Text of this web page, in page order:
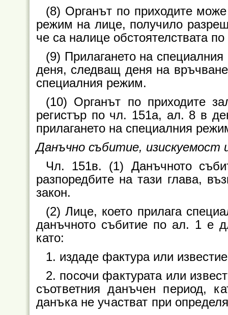
(8) Органът по приходите
режим на лице, получило
че са налице обстоятелствата
(9) Прилагането на
деня, следващ деня на връчване
специалния режим.
(10) Органът по приходите
регистър по чл. 151а, ал. 8 в
прилагането на специалния
Данъчно събитие, изискуемост
Чл. 151в. (1) Данъчното
разпоредбите на тази глава,
закон.
(2) Лице, което прилага
данъчното събитие по ал. 1 е
като:
1. издаде фактура или
2. посочи фактурата или
съответния данъчен период,
данъка не участват при